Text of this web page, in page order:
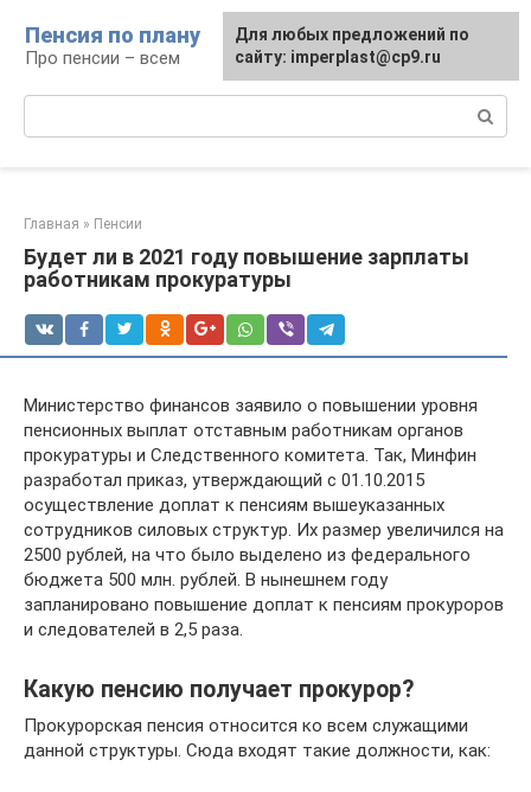
контенту
Пенсия по плану
Про пенсии – всем
Главная » Пенсии
Будет ли в 2021 году повышение зарплаты
работникам прокуратуры
Министерство финансов заявило о повышении уровня
пенсионных выплат отставным работникам органов
прокуратуры и Следственного комитета. Так, Минфин
разработал приказ, утверждающий с 01.10.2015
осуществление доплат к пенсиям вышеуказанных
сотрудников силовых структур. Их размер увеличился на
2500 рублей, на что было выделено из федерального
бюджета 500 млн. рублей. В нынешнем году
запланировано повышение доплат к пенсиям прокуроров
и следователей в 2,5 раза.
Какую пенсию получает прокурор?
Прокурорская пенсия относится ко всем служащими
данной структуры. Сюда входят такие должности, как:
Для любых предложений по
сайту: imperplast@cp9.ru